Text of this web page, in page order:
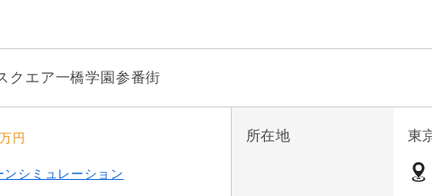
クエア一橋学園参番街
万円
ンシミュレーション
所在地 東